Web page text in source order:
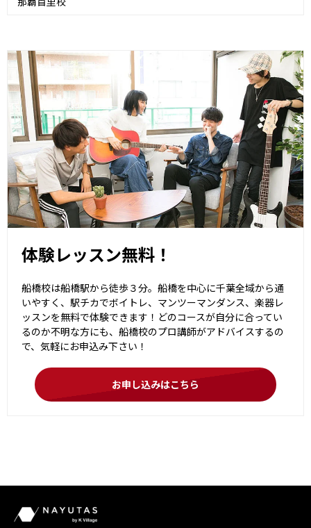
体験レッスン無料！
船橋校は船橋駅から徒歩３分。船橋を中心に千葉全域から通
いやすく、駅チカでボイトレ、マンツーマンダンス、楽器レ
ッスンを無料で体験できます！どのコースが自分に合ってい
るのか不明な方にも、船橋校のプロ講師がアドバイスするの
で、気軽にお申込み下さい！
お申し込みはこちら